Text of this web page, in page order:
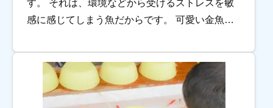
す。 それは、環境などから受けるストレスを敏
感に感じてしまう魚だからです。 可愛い金魚に
ぜ病気にかかるのか、金魚と病気の関係をまと
めてみ […]